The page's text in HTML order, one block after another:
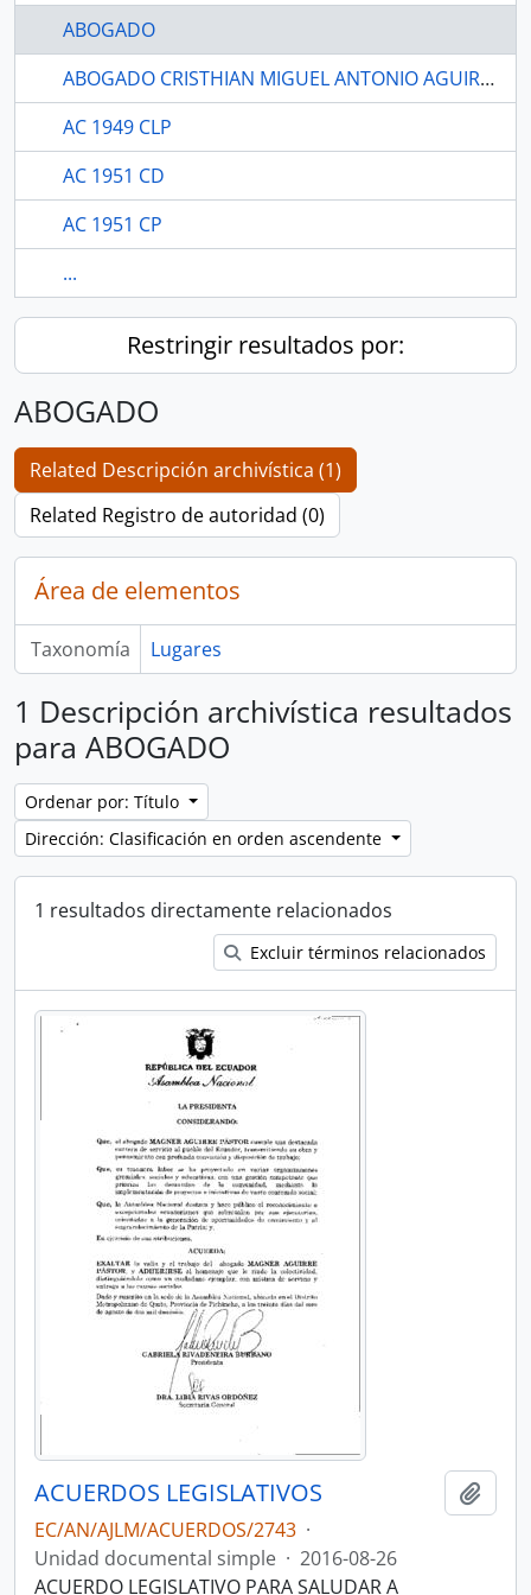
ABOGADO
ABOGADO CRISTHIAN MIGUEL ANTONIO AGUIRRE PROAÑO
AC 1949 CLP
AC 1951 CD
AC 1951 CP
...
Restringir resultados por:
ABOGADO
Related Descripción archivística (1)
Related Registro de autoridad (0)
Área de elementos
Taxonomía Lugares
1 Descripción archivística resultados
para ABOGADO
Ordenar por: Título
Dirección: Clasificación en orden ascendente
1 resultados directamente relacionados
Excluir términos relacionados
ACUERDOS LEGISLATIVOS
EC/AN/AJLM/ACUERDOS/2743 ·
Unidad documental simple · 2016-08-26
ACUERDO LEGISLATIVO PARA SALUDAR A